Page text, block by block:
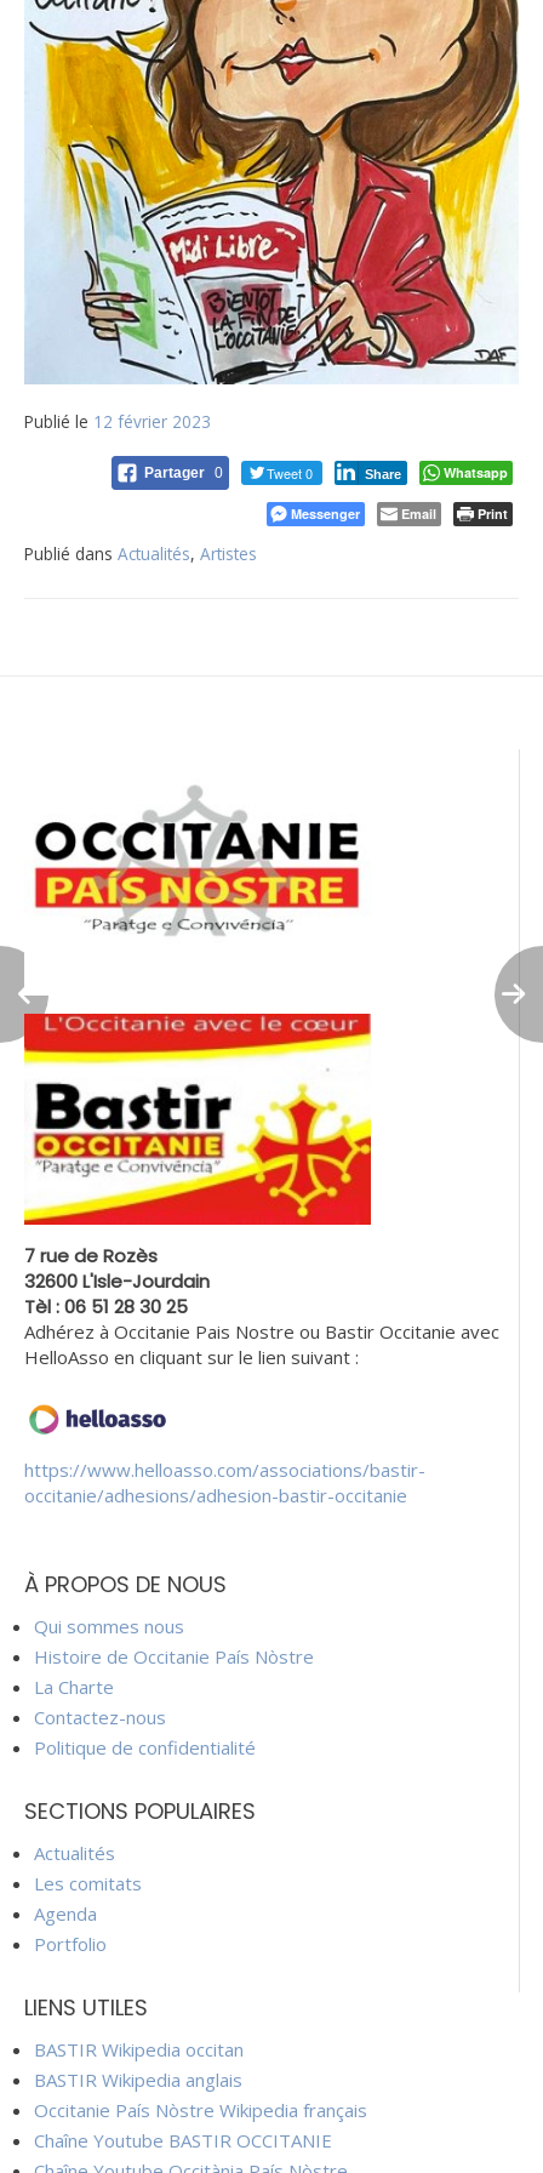
Publié le 12 février 2023
Partager 0 Tweet 0 Share Whatsapp
Messenger Email Print
Publié dans Actualités, Artistes
7 rue de Rozès
32600 L'Isle-Jourdain
Tèl : 06 51 28 30 25
Adhérez à Occitanie Pais Nostre ou Bastir Occitanie avec
HelloAsso en cliquant sur le lien suivant :
https://www.helloasso.com/associations/bastir-
occitanie/adhesions/adhesion-bastir-occitanie
À PROPOS DE NOUS
Qui sommes nous
Histoire de Occitanie País Nòstre
La Charte
Contactez-nous
Politique de confidentialité
SECTIONS POPULAIRES
Actualités
Les comitats
Agenda
Portfolio
LIENS UTILES
BASTIR Wikipedia occitan
BASTIR Wikipedia anglais
Occitanie País Nòstre Wikipedia français
Chaîne Youtube BASTIR OCCITANIE